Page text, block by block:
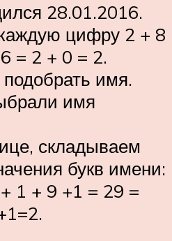
28.01.2016.
цифру 2 + 8
= 2 + 0 = 2.
имя.
имя
складываем
букв имени:
1 + 9 +1 = 29 =